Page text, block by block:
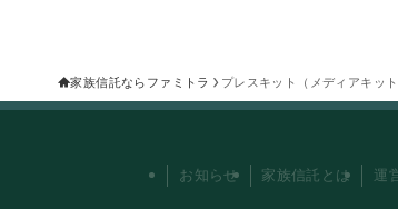
家族信託ならファミトラ プレスキット（メディアキッ
お知らせ 家族信託とは 運